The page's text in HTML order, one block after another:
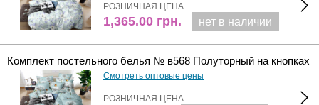
РОЗНИЧНАЯ ЦЕНА
1,365.00 грн. нет в наличии
Комплект постельного белья № в568 Полуторный на кнопках
Смотреть оптовые цены
РОЗНИЧНАЯ ЦЕНА